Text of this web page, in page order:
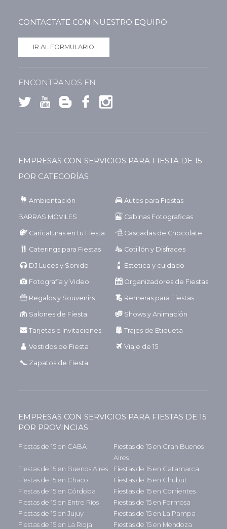
CONTACTATE CON NUESTRO EQUIPO
IR AL FORMULARIO
ENCONTRANOS EN
EMPRESAS CON SERVICIOS PARA FIESTA DE 15
POR CATEGORÍAS
Ambientación Autos para Fiestas
BARRAS MOVILES Cabinas Fotograficas
Caricaturas en tu Fiesta Cascadas de Chocolate
Caterings para Fiestas Cotillón y Disfraces
DJ Luces y Sonido Estetica y cuidado
Fotografía y Video Organizadores de Fiestas
Regalos y Souvenirs Remeras para Fiestas
Salones de Fiesta Shows y Animación
Tarjetas e Invitaciones Trajes de Etiqueta
Vestidos de Fiesta Viaje de 15
Zapatos de Fiesta
EMPRESAS CON SERVICIOS PARA FIESTAS DE 15
POR PROVINCIAS
Fiestas de 15 en CABA
Fiestas de 15 en Gran Buenos
Aires
Fiestas de 15 en Buenos Aires
Fiestas de 15 en Catamarca
Fiestas de 15 en Chaco
Fiestas de 15 en Chubut
Fiestas de 15 en Córdoba
Fiestas de 15 en Corrientes
Fiestas de 15 en Entre Ríos
Fiestas de 15 en Formosa
Fiestas de 15 en Jujuy
Fiestas de 15 en La Pampa
Fiestas de 15 en La Rioja
Fiestas de 15 en Mendoza